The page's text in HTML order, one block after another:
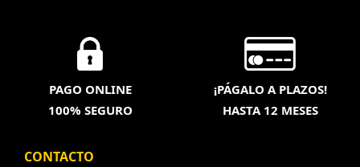
PAGO ONLINE
100% SEGURO
¡PÁGALO A PLAZOS!
HASTA 12 MESES
CONTACTO